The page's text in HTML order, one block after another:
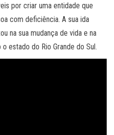
por criar uma entidade que
com deficiência. A sua ida
na sua mudança de vida e na
estado do Rio Grande do Sul.